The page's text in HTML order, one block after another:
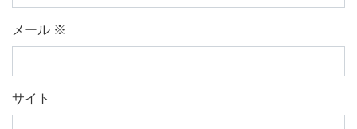
メール ※
サイト